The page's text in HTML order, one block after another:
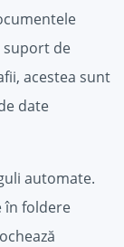
suport de
acestea sunt
date
automate.
în foldere